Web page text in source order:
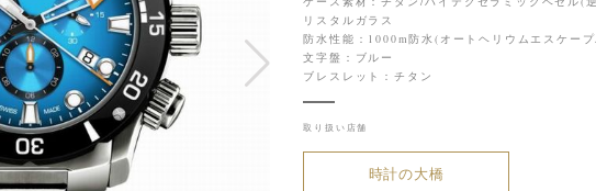
リスタルガラス
防水性能：1000m防水(オートヘリウムエスケー
文字盤：ブルー
ブレスレット：チタン
取り扱い店舗
時計の大橋